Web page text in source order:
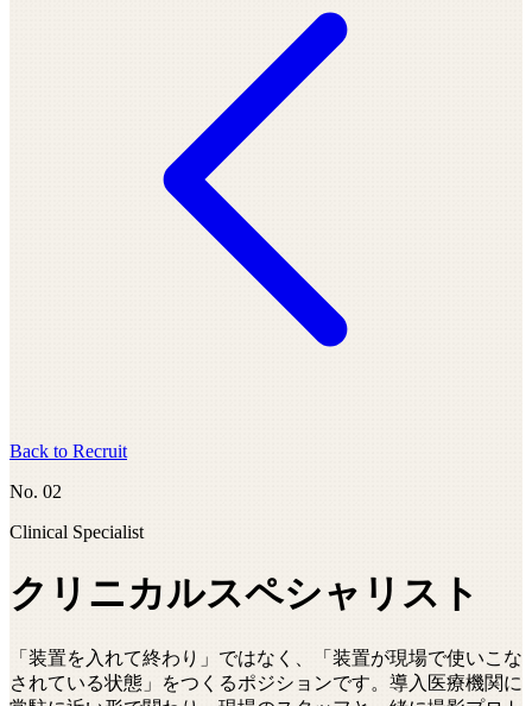
Back to Recruit
No. 02
Clinical Specialist
クリニカルスペシャリスト
「装置を入れて終わり」ではなく、「装置が現場で使いこな
されている状態」をつくるポジションです。導入医療機関に